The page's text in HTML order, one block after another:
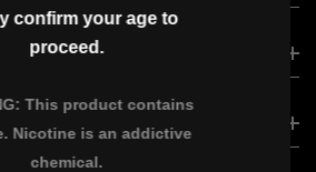
confirm your age to
proceed.
This product contains
Nicotine is an addictive
chemical.